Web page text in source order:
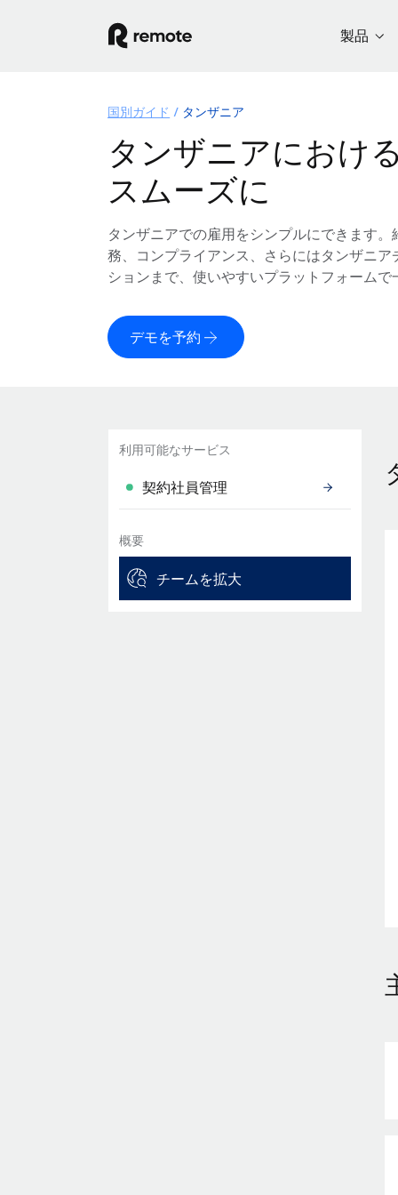
製品
国別ガイド タンザニア
タンザニアにおけ
スムーズに
タンザニアでの雇用をシンプルにできます
務、コンプライアンス、さらにはタンザニ
ションまで、使いやすいプラットフォーム
デモを予約
利用可能なサービス
契約社員管理
概要
チームを拡大